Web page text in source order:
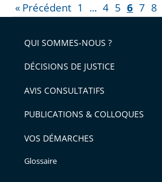
« Précédent 1 ... 4 5 6 7 8
QUI SOMMES-NOUS ?
DÉCISIONS DE JUSTICE
AVIS CONSULTATIFS
PUBLICATIONS & COLLOQUES
VOS DÉMARCHES
Glossaire